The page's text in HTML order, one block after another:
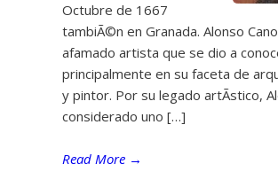
Octubre de 1667
tambiÃ©n en Granada. Alonso
afamado artista que se dio a
principalmente en su faceta de
y pintor. Por su legado artÃ­stico,
considerado uno […]
Read More →